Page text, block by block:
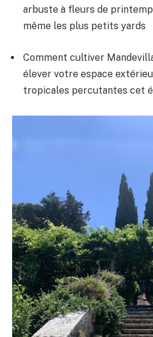
arbuste à fleurs de
même les plus petits yards
Comment cultiver
élever votre espace
tropicales percutantes cet